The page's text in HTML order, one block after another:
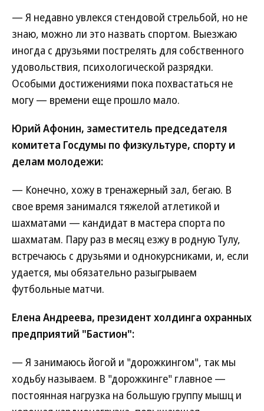
— Я недавно увлекся стендовой стрельбой, но не
знаю, можно ли это назвать спортом. Выезжаю
иногда с друзьями пострелять для собственного
удовольствия, психологической разрядки.
Особыми достижениями пока похвастаться не
могу — времени еще прошло мало.
Юрий Афонин, заместитель председателя
комитета Госдумы по физкультуре, спорту и
делам молодежи:
— Конечно, хожу в тренажерный зал, бегаю. В
свое время занимался тяжелой атлетикой и
шахматами — кандидат в мастера спорта по
шахматам. Пару раз в месяц езжу в родную Тулу,
встречаюсь с друзьями и однокурсниками, и, если
удается, мы обязательно разыгрываем
футбольные матчи.
Елена Андреева, президент холдинга охранных
предприятий "Бастион":
— Я занимаюсь йогой и "дорожкингом", так мы
ходьбу называем. В "дорожкинге" главное —
постоянная нагрузка на большую группу мышц и